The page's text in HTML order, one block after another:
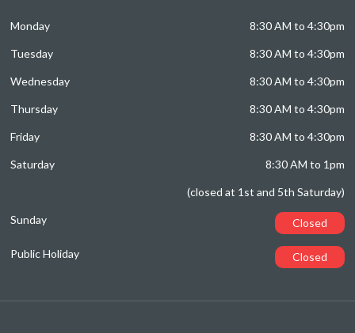
Monday 8:30 AM to 4:30pm
Tuesday 8:30 AM to 4:30pm
Wednesday 8:30 AM to 4:30pm
Thursday 8:30 AM to 4:30pm
Friday 8:30 AM to 4:30pm
Saturday 8:30 AM to 1pm
(closed at 1st and 5th Saturday)
Sunday Closed
Public Holiday Closed